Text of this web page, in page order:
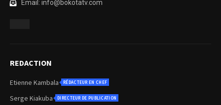
Email: info@bokotatv.com
REDACTION
Etienne Kambala RÉDACTEUR EN CHEF
Serge Kiakuba DIRECTEUR DE PUBLICATION